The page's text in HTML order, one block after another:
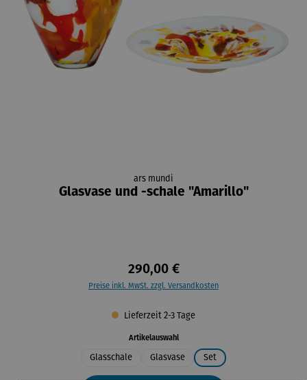
ars mundi
Glasvase und -schale "Amarillo"
290,00 €
Preise inkl. MwSt. zzgl. Versandkosten
Lieferzeit 2-3 Tage
Artikelauswahlauswählen
Glasschale Glasvase Set